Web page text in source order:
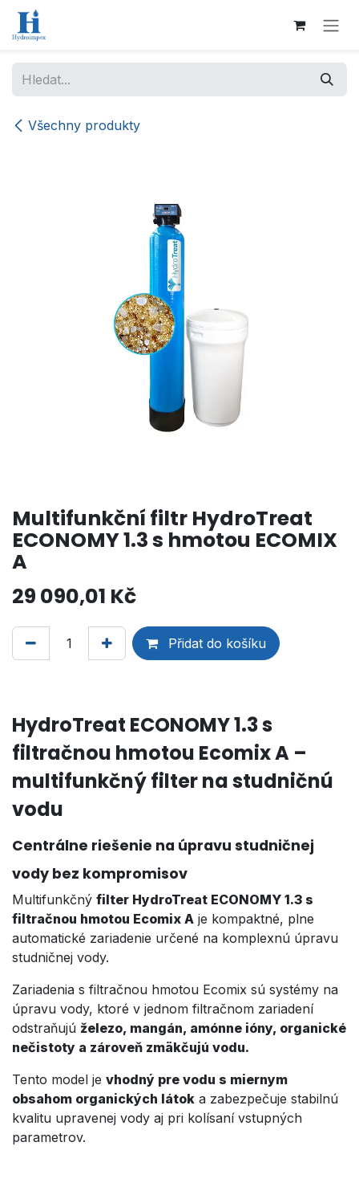
Přejít na obsah
Všechny produkty
Multifunkční filtr HydroTreat
ECONOMY 1.3 s hmotou ECOMIX
A
29 090,01 Kč
Přidat do košíku
HydroTreat ECONOMY 1.3 s
filtračnou hmotou Ecomix A –
multifunkčný filter na studničnú
vodu
Centrálne riešenie na úpravu studničnej
vody bez kompromisov
Multifunkčný filter HydroTreat ECONOMY 1.3 s
filtračnou hmotou Ecomix A je kompaktné, plne
automatické zariadenie určené na komplexnú úpravu
studničnej vody.
Zariadenia s filtračnou hmotou Ecomix sú systémy na
úpravu vody, ktoré v jednom filtračnom zariadení
odstraňujú železo, mangán, amónne ióny, organické
nečistoty a zároveň zmäkčujú vodu.
Tento model je vhodný pre vodu s miernym
obsahom organických látok a zabezpečuje stabilnú
kvalitu upravenej vody aj pri kolísaní vstupných
parametrov.